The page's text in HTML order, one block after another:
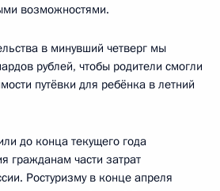
возможностями.
в минувший четверг мы
рублей, чтобы родители смогли
путёвки для ребёнка в летний
до конца текущего года
гражданам части затрат
Ростуризму в конце апреля